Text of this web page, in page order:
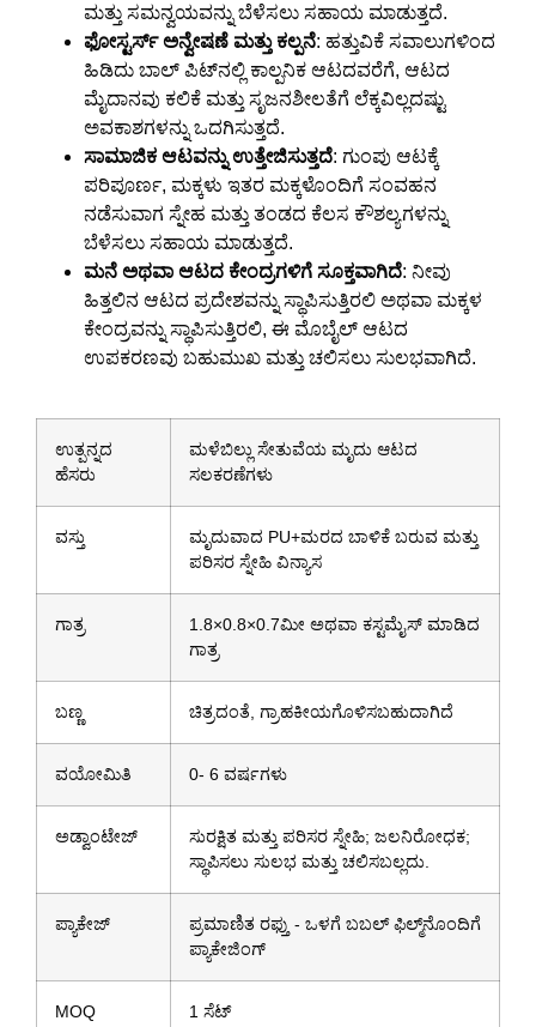
ಮತ್ತು ಸಮನ್ವಯವನ್ನು ಬೆಳೆಸಲು ಸಹಾಯ ಮಾಡುತ್ತದೆ.
ಫೋಸ್ಟರ್ಸ್ ಅನ್ವೇಷಣೆ ಮತ್ತು ಕಲ್ಪನೆ: ಹತ್ತುವಿಕೆ ಸವಾಲುಗಳಿಂದ
ಹಿಡಿದು ಬಾಲ್ ಪಿಟ್‌ನಲ್ಲಿ ಕಾಲ್ಪನಿಕ ಆಟದವರೆಗೆ, ಆಟದ
ಮೈದಾನವು ಕಲಿಕೆ ಮತ್ತು ಸೃಜನಶೀಲತೆಗೆ ಲೆಕ್ಕವಿಲ್ಲದಷ್ಟು
ಅವಕಾಶಗಳನ್ನು ಒದಗಿಸುತ್ತದೆ.
ಸಾಮಾಜಿಕ ಆಟವನ್ನು ಉತ್ತೇಜಿಸುತ್ತದೆ: ಗುಂಪು ಆಟಕ್ಕೆ
ಪರಿಪೂರ್ಣ, ಮಕ್ಕಳು ಇತರ ಮಕ್ಕಳೊಂದಿಗೆ ಸಂವಹನ
ನಡೆಸುವಾಗ ಸ್ನೇಹ ಮತ್ತು ತಂಡದ ಕೆಲಸ ಕೌಶಲ್ಯಗಳನ್ನು
ಬೆಳೆಸಲು ಸಹಾಯ ಮಾಡುತ್ತದೆ.
ಮನೆ ಅಥವಾ ಆಟದ ಕೇಂದ್ರಗಳಿಗೆ ಸೂಕ್ತವಾಗಿದೆ: ನೀವು
ಹಿತ್ತಲಿನ ಆಟದ ಪ್ರದೇಶವನ್ನು ಸ್ಥಾಪಿಸುತ್ತಿರಲಿ ಅಥವಾ ಮಕ್ಕಳ
ಕೇಂದ್ರವನ್ನು ಸ್ಥಾಪಿಸುತ್ತಿರಲಿ, ಈ ಮೊಬೈಲ್ ಆಟದ
ಉಪಕರಣವು ಬಹುಮುಖ ಮತ್ತು ಚಲಿಸಲು ಸುಲಭವಾಗಿದೆ.
ಉತ್ಪನ್ನದ
ಹೆಸರು
ಮಳೆಬಿಲ್ಲು ಸೇತುವೆಯ ಮೃದು ಆಟದ
ಸಲಕರಣೆಗಳು
ವಸ್ತು
ಮೃದುವಾದ PU+ಮರದ ಬಾಳಿಕೆ ಬರುವ ಮತ್ತು
ಪರಿಸರ ಸ್ನೇಹಿ ವಿನ್ಯಾಸ
ಗಾತ್ರ
1.8×0.8×0.7ಮೀ ಅಥವಾ ಕಸ್ಟಮೈಸ್ ಮಾಡಿದ
ಗಾತ್ರ
ಬಣ್ಣ ಚಿತ್ರದಂತೆ, ಗ್ರಾಹಕೀಯಗೊಳಿಸಬಹುದಾಗಿದೆ
ವಯೋಮಿತಿ 0- 6 ವರ್ಷಗಳು
ಅಡ್ವಾಂಟೇಜ್
ಸುರಕ್ಷಿತ ಮತ್ತು ಪರಿಸರ ಸ್ನೇಹಿ; ಜಲನಿರೋಧಕ;
ಸ್ಥಾಪಿಸಲು ಸುಲಭ ಮತ್ತು ಚಲಿಸಬಲ್ಲದು.
ಪ್ಯಾಕೇಜ್
ಪ್ರಮಾಣಿತ ರಫ್ತು - ಒಳಗೆ ಬಬಲ್ ಫಿಲ್ಮ್‌ನೊಂದಿಗೆ
ಪ್ಯಾಕೇಜಿಂಗ್
MOQ 1 ಸೆಟ್